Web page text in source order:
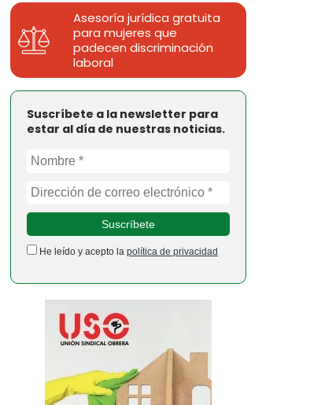
Asesoría jurídica gratuita
para mujeres que
padecen discriminación
laboral
Suscríbete a la newsletter para
estar al día de nuestras noticias.
He leído y acepto la política de privacidad